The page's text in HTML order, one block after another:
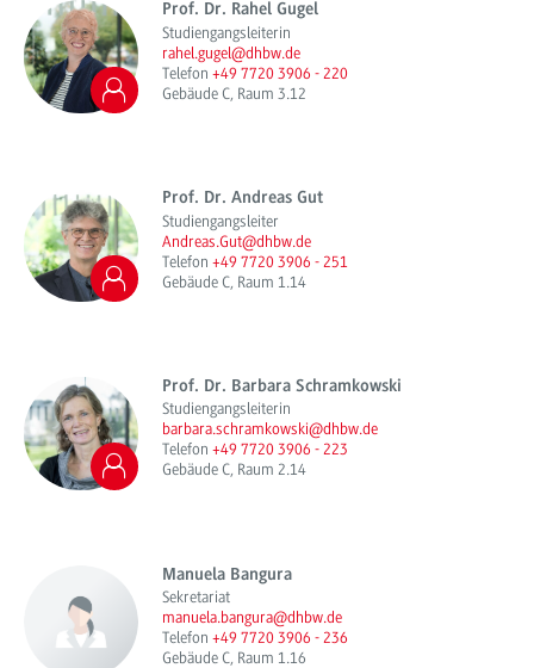
Prof. Dr. Rahel Gugel
Studiengangsleiterin
rahel.gugel@dhbw.de
Telefon +49 7720 3906 - 220
Gebäude C, Raum 3.12
Prof. Dr. Andreas Gut
Studiengangsleiter
Andreas.Gut@dhbw.de
Telefon +49 7720 3906 - 251
Gebäude C, Raum 1.14
Prof. Dr. Barbara Schramkowski
Studiengangsleiterin
barbara.schramkowski@dhbw.de
Telefon +49 7720 3906 - 223
Gebäude C, Raum 2.14
Manuela Bangura
Sekretariat
manuela.bangura@dhbw.de
Telefon +49 7720 3906 - 236
Gebäude C, Raum 1.16